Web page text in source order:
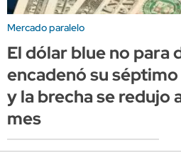
Mercado paralelo
El dólar blue no para
encadenó su
y la brecha se redujo
mes